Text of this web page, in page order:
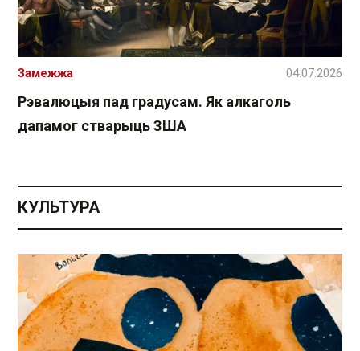
Рэвалюцыя пад градусам. Як алкаголь
дапамог стварыць ЗША
Замежжа 04.07.2026
КУЛЬТУРА